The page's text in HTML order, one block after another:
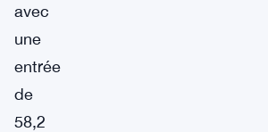
avec
une
entrée
de
58,2